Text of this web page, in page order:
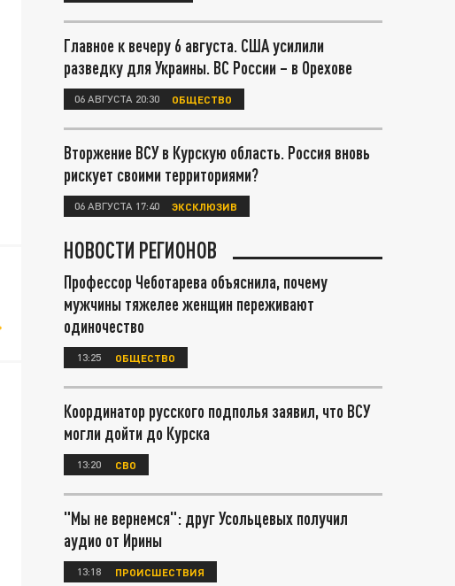
Главное к вечеру 6 августа. США усилили
разведку для Украины. ВС России – в Орехове
06 АВГУСТА 20:30 ОБЩЕСТВО
Вторжение ВСУ в Курскую область. Россия вновь
рискует своими территориями?
06 АВГУСТА 17:40 ЭКСКЛЮЗИВ
НОВОСТИ РЕГИОНОВ
Профессор Чеботарева объяснила, почему
мужчины тяжелее женщин переживают
одиночество
13:25 ОБЩЕСТВО
Координатор русского подполья заявил, что ВСУ
могли дойти до Курска
13:20 СВО
"Мы не вернемся": друг Усольцевых получил
аудио от Ирины
13:18 ПРОИСШЕСТВИЯ